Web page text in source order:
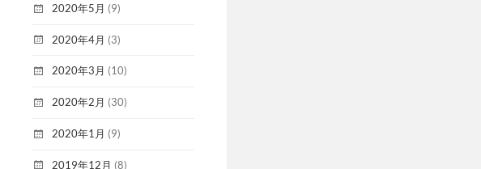
2020年5月 (9)
2020年4月 (3)
2020年3月 (10)
2020年2月 (30)
2020年1月 (9)
2019年12月 (8)